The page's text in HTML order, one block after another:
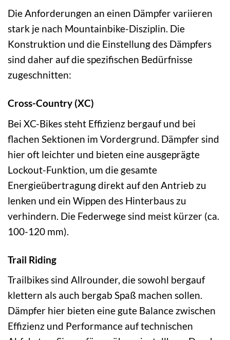
Die Anforderungen an einen Dämpfer variieren
stark je nach Mountainbike-Disziplin. Die
Konstruktion und die Einstellung des Dämpfers
sind daher auf die spezifischen Bedürfnisse
zugeschnitten:
Cross-Country (XC)
Bei XC-Bikes steht Effizienz bergauf und bei
flachen Sektionen im Vordergrund. Dämpfer sind
hier oft leichter und bieten eine ausgeprägte
Lockout-Funktion, um die gesamte
Energieübertragung direkt auf den Antrieb zu
lenken und ein Wippen des Hinterbaus zu
verhindern. Die Federwege sind meist kürzer (ca.
100-120 mm).
Trail Riding
Trailbikes sind Allrounder, die sowohl bergauf
klettern als auch bergab Spaß machen sollen.
Dämpfer hier bieten eine gute Balance zwischen
Effizienz und Performance auf technischen